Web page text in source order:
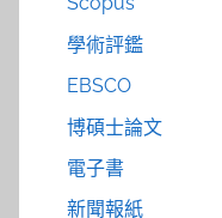
學術評鑑
EBSCO
博碩士論文
電子書
新聞報紙